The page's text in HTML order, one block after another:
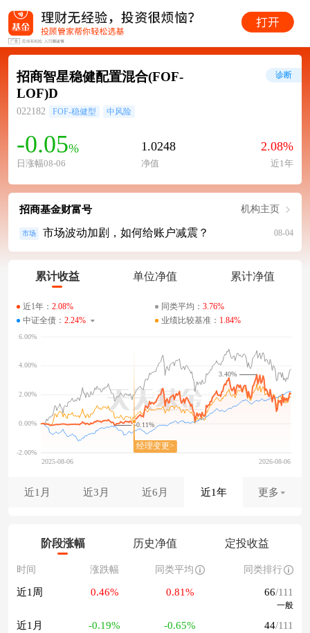
招商智星稳健配置混合(FOF-
LOF)D
022182 FOF-稳健型 中风险
-0.05%
日涨幅08-06
1.0248
净值
2.08%
近1年
诊断
招商基金财富号 机构主页
市场 市场波动加剧，如何给账户减震？ 08-04
累计收益 单位净值 累计净值
近1年： 2.08% 同类平均： 3.76%
中证全债： 2.24% 业绩比较基准： 1.84%
-0.11%
3.40%
近1月 近3月 近6月 近1年 更多
阶段涨幅 历史净值 定投收益
时间 涨跌幅 同类平均 同类排行
近1周 0.46% 0.81% 66/111
一般
近1月 -0.19% -0.65% 44/111